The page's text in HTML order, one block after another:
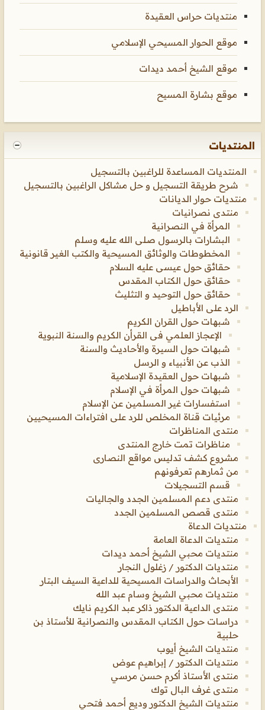
منتديات حراس العقيدة
موقع الحوار المسيحي الإسلامي
موقع الشيخ أحمد ديدات
موقع بشارة المسيح
المنتديات
المنتديات المساعدة للراغبين بالتسجيل
شرح طريقة التسجيل و حل مشاكل الراغبين بالتسجيل
منتديات حوار الديانات
منتدى نصرانيات
المرأة في النصرانية
البشارات بالرسول صلى الله عليه وسلم
المخطوطات والوثائق المسيحية والكتب الغير قانونية
حقائق حول عيسى عليه السلام
حقائق حول الكتاب المقدس
حقائق حول التوحيد و التثليث
الرد على الأباطيل
شبهات حول القران الكريم
الإعجاز العلمي فى القرأن الكريم والسنة النبوية
شبهات حول السيرة والأحاديث والسنة
الذب عن الأنبياء و الرسل
شبهات حول العقيدة الإسلامية
شبهات حول المرأة في الإسلام
استفسارات غير المسلمين عن الإسلام
مرئيات قناة المخلص للرد على افتراءات المسيحيين
منتدى المناظرات
مناظرات تمت خارج المنتدى
مشروع كشف تدليس مواقع النصارى
من ثمارهم تعرفونهم
قسم التسجيلات
منتدى دعم المسلمين الجدد والجاليات
منتدى قصص المسلمين الجدد
منتديات الدعاة
منتديات الدعاة العامة
منتديات محبي الشيخ أحمد ديدات
منتديات الدكتور / زغلول النجار
الأبحاث والدراسات المسيحية للداعية السيف البتار
منتديات محبي الشيخ وسام عبد الله
منتدى الداعية الدكتور ذاكر عبد الكريم نايك
دراسات حول الكتاب المقدس والنصرانية للأستاذ بن
حلبية
منتديات الشيخ أيوب
منتديات الدكتور / إبراهيم عوض
منتدى الأستاذ أكرم حسن مرسي
منتدى غرف البال توك
منتديات الشيخ الدكتور وديع أحمد فتحي